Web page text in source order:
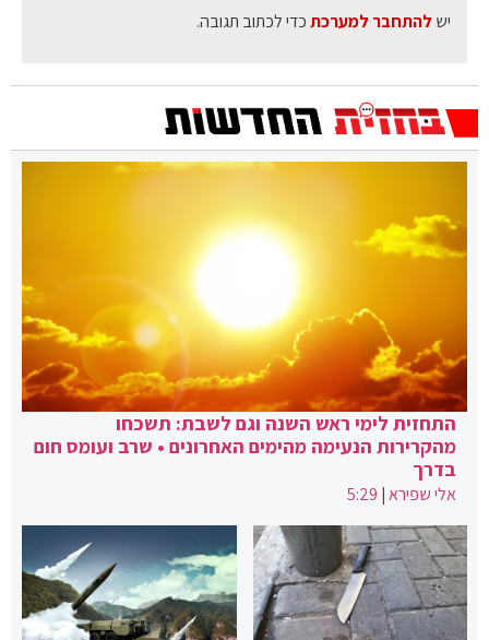
יש להתחבר למערכתכדי לכתוב תגובה.
התחזית לימי ראש השנה וגם לשבת: תשכחו
מהקרירות הנעימה מהימים האחרונים • שרב ועומס חום
בדרך
אלי שפירא|
5:29